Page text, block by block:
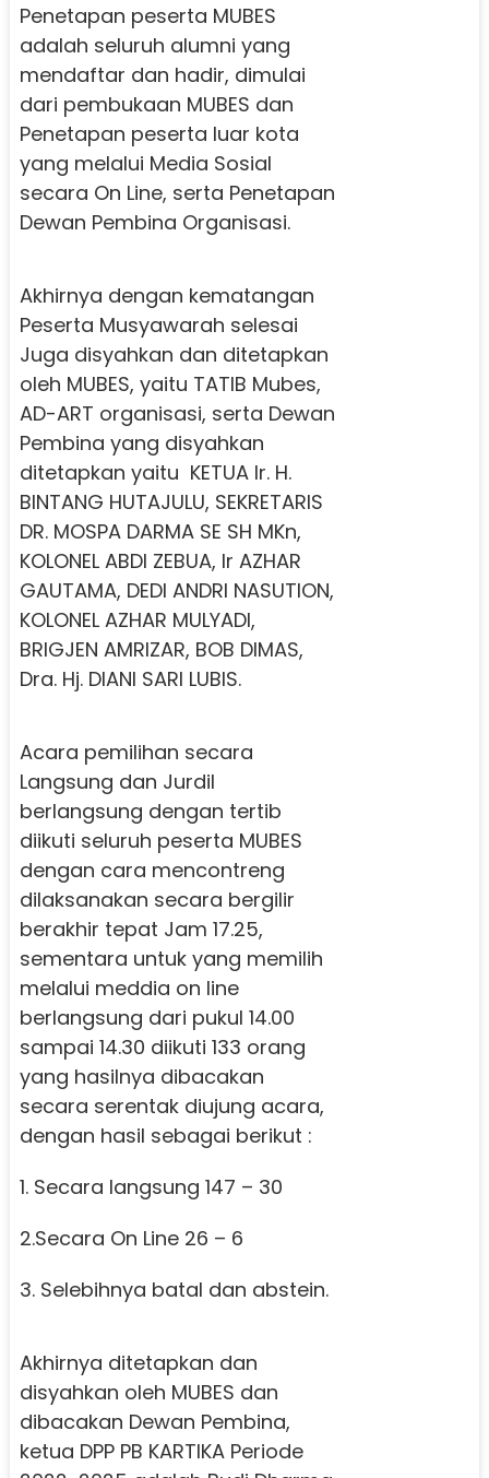
Penetapan peserta MUBES
adalah seluruh alumni yang
mendaftar dan hadir, dimulai
dari pembukaan MUBES dan
Penetapan peserta luar kota
yang melalui Media Sosial
secara On Line, serta Penetapan
Dewan Pembina Organisasi.
Akhirnya dengan kematangan
Peserta Musyawarah selesai
Juga disyahkan dan ditetapkan
oleh MUBES, yaitu TATIB Mubes,
AD-ART organisasi, serta Dewan
Pembina yang disyahkan
ditetapkan yaitu KETUA Ir. H.
BINTANG HUTAJULU, SEKRETARIS
DR. MOSPA DARMA SE SH MKn,
KOLONEL ABDI ZEBUA, Ir AZHAR
GAUTAMA, DEDI ANDRI NASUTION,
KOLONEL AZHAR MULYADI,
BRIGJEN AMRIZAR, BOB DIMAS,
Dra. Hj. DIANI SARI LUBIS.
Acara pemilihan secara
Langsung dan Jurdil
berlangsung dengan tertib
diikuti seluruh peserta MUBES
dengan cara mencontreng
dilaksanakan secara bergilir
berakhir tepat Jam 17.25,
sementara untuk yang memilih
melalui meddia on line
berlangsung dari pukul 14.00
sampai 14.30 diikuti 133 orang
yang hasilnya dibacakan
secara serentak diujung acara,
dengan hasil sebagai berikut :
1. Secara langsung 147 – 30
2.Secara On Line 26 – 6
3. Selebihnya batal dan abstein.
Akhirnya ditetapkan dan
disyahkan oleh MUBES dan
dibacakan Dewan Pembina,
ketua DPP PB KARTIKA Periode